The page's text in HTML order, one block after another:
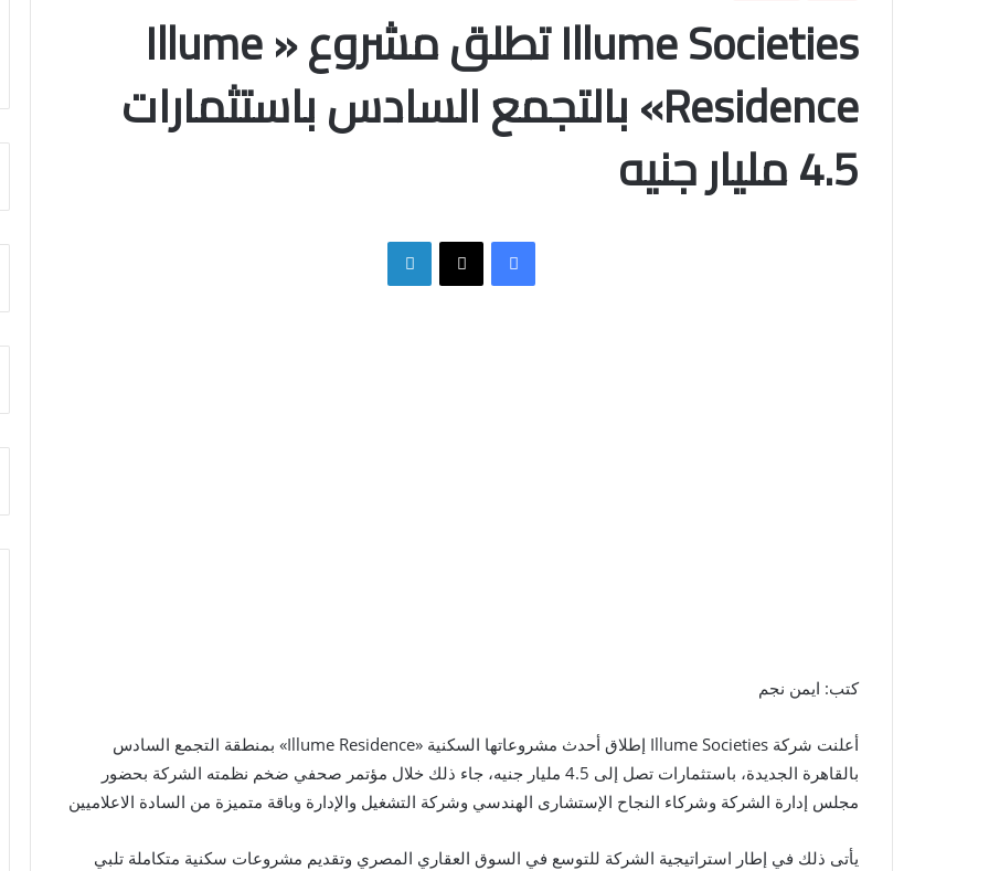
Illume Societies تطلق مشروع « Illume
Residence» بالتجمع السادس باستثمارات
4.5 مليار جنيه
فيسبوك X
كتب: ايمن نجم
أعلنت شركة Illume Societies إطلاق أحدث مشروعاتها السكنية «Illume Residence» بمنطقة التجمع السادس
بالقاهرة الجديدة، باستثمارات تصل إلى 4.5 مليار جنيه، جاء ذلك خلال مؤتمر صحفي ضخم نظمته الشركة بحضور
مجلس إدارة الشركة وشركاء النجاح الإستشارى الهندسي وشركة التشغيل والإدارة وباقة متميزة من السادة الاعلاميين
يأتى ذلك في إطار استراتيجية الشركة للتوسع في السوق العقاري المصري وتقديم مشروعات سكنية متكاملة تلبي